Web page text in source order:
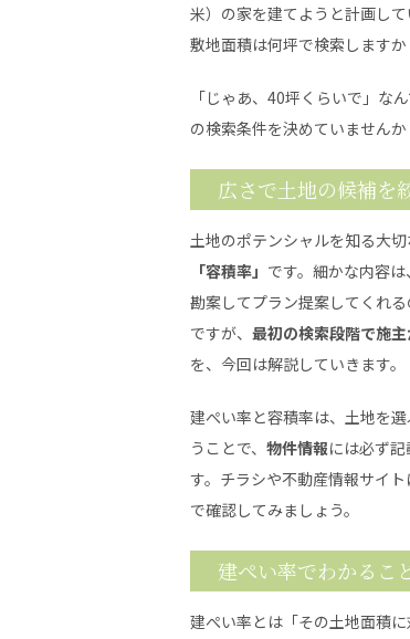
米）の家を建てようと計画し
敷地面積は何坪で検索しますか
「じゃあ、40坪くらいで」な
の検索条件を決めていませんか
広さで土地の候補を
土地のポテンシャルを知る大
「容積率」 です。細かな内容
勘案してプラン提案してくれ
ですが、 最初の検索段階で施
を、今回は解説していきます。
建ぺい率と容積率は、土地を
うことで、 物件情報には必ず
す。チラシや不動産情報サイ
で確認してみましょう。
建ぺい率でわかるこ
建ぺい率とは「その土地面積に